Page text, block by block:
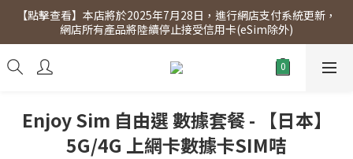
【點擊查看】會員專享 星期三全單95折!!!（優惠期至2026年12月
31日）。滿$300即免運費。
【點擊查看】本店將於2025年7月28日，進行網店支付系統更新，
網店所有產品將陸續停止接受信用卡(eSim除外)
【點擊查看】會員專享 星期三全單95折!!!（優惠期至2026年12月
31日）。滿$300即免運費。
Enjoy Sim 自由選 數據套餐 - 【日本】
5G/4G 上網卡數據卡SIM咭